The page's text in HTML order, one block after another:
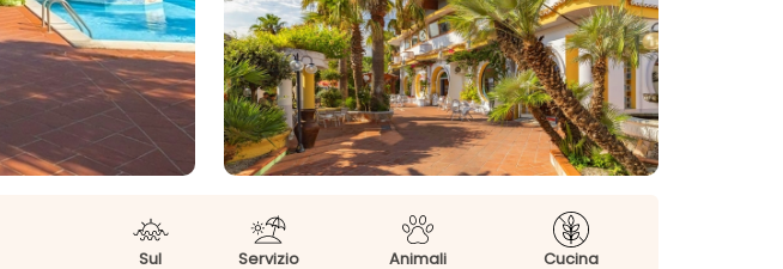
Sul
Servizio
Animali
Cucina